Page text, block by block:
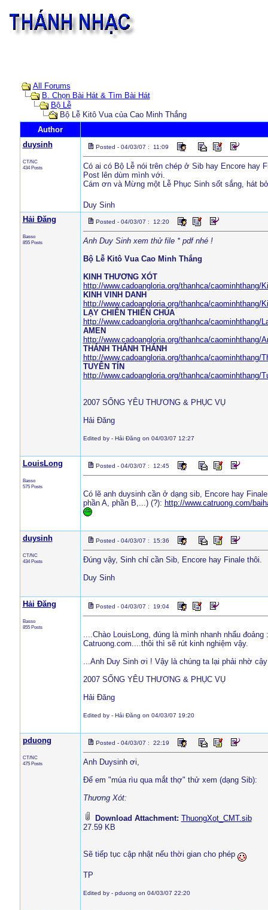
All Forums
B. Chọn Bài Hát & Tìm Bài Hát
Bộ Lễ
Bộ Lễ Kitô Vua của Cao Minh Thắng
Author
duysinh
CT/NC
434 Posts
Posted - 04/03/07 : 11:09
Có ai có Bộ Lễ nói trên chép ở Sib hay Encore hay
Post lên dùm mình với.
Cám ơn và Mừng một Lễ Phục Sinh sốt sắng, hát
Duy Sinh
Hải Đăng
Basso
855 Posts
Posted - 04/03/07 : 12:20
Anh Duy Sinh xem thử file * pdf nhé !
Bộ Lễ Kitô Vua Cao Minh Thắng
KINH THƯƠNG XÓT
http://www.cadoangloria.org/thanhca/caominhthang/
KINH VINH DANH
http://www.cadoangloria.org/thanhca/caominhthang/
LẠY CHIÊN THIÊN CHÚA
http://www.cadoangloria.org/thanhca/caominhthang/
AMEN
http://www.cadoangloria.org/thanhca/caominhthang/
THÁNH THÁNH THÁNH
http://www.cadoangloria.org/thanhca/caominhthang/
TUYÊN TÍN
http://www.cadoangloria.org/thanhca/caominhthang/
2007 SỐNG YÊU THƯƠNG & PHỤC VỤ
Hải Đăng
Edited by - Hải Đăng on 04/03/07 12:27
LouisLong
Basso
575 Posts
Posted - 04/03/07 : 12:45
Có lẽ anh duysinh cần ở dạng sib, Encore hay
phần A, phần B,...) (?): http://www.catruong.com/
duysinh
CT/NC
434 Posts
Posted - 04/03/07 : 15:36
Đúng vậy, Sinh chỉ cần Sib, Encore hay Finale thôi.
Duy Sinh
Hải Đăng
Basso
855 Posts
Posted - 04/03/07 : 19:04
....Chào LouisLong, đúng là mình nhanh nhẩu
Catruong.com....thôi thì sẽ rút kinh nghiệm vậy.
...Anh Duy Sinh ơi ! Vậy là chúng ta lại phải nhờ
2007 SỐNG YÊU THƯƠNG & PHỤC VỤ
Hải Đăng
Edited by - Hải Đăng on 04/03/07 19:20
pduong
CT/NC
475 Posts
Posted - 04/03/07 : 22:19
Anh Duysinh ơi,
Để em "múa rìu qua mắt thợ" thử xem (dạng Sib):
Thương Xót:
Download Attachment: ThuongXot_CMT.sib
27.59 KB
Sẽ tiếp tục cập nhật nếu thời gian cho phép
TP
Edited by - pduong on 04/03/07 22:20